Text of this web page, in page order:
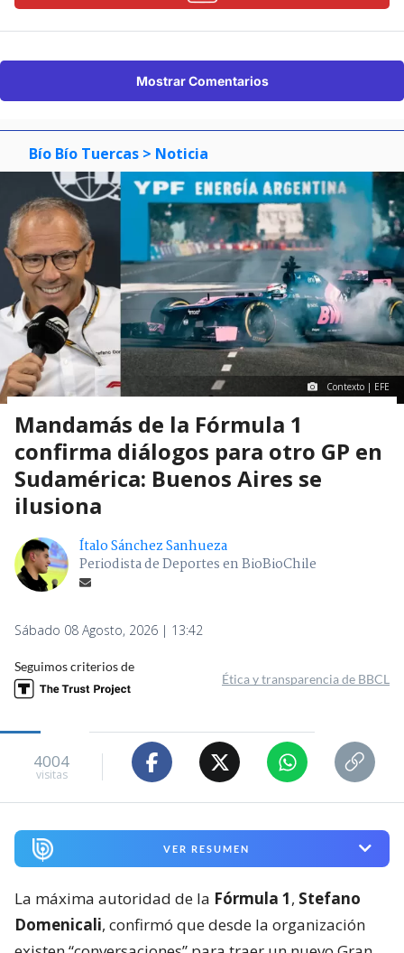
Mostrar Comentarios
Bío Bío Tuercas > Noticia
Contexto | EFE
Mandamás de la Fórmula 1
confirma diálogos para otro GP en
Sudamérica: Buenos Aires se
ilusiona
Ítalo Sánchez Sanhueza
Periodista de Deportes en BioBioChile
Sábado 08 Agosto, 2026 | 13:42
Seguimos criterios de
Ética y transparencia de BBCL
4004
visitas
VER RESUMEN
La máxima autoridad de la Fórmula 1, Stefano
Domenicali, confirmó que desde la organización